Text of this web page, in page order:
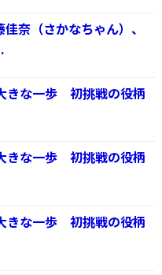
奈（さかなちゃん）、
きな一歩 初挑戦の役柄
きな一歩 初挑戦の役柄
きな一歩 初挑戦の役柄